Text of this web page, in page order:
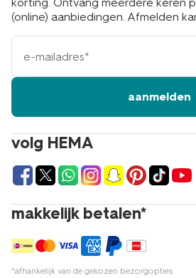
volg HEMA
makkelijk betalen*
*afhankelijk van de gekozen bezorgopties
(online) aanbiedingen. Afmelden
e-
mailadres
aanmelden